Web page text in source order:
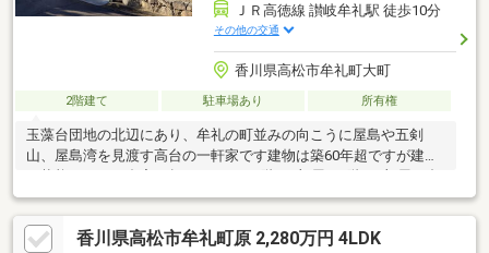
ＪＲ高徳線 讃岐牟礼駅 徒歩10分
その他の交通
香川県高松市牟礼町大町
2階建て 駐車場あり 所有権
玉藻台団地の北辺にあり、牟礼の町並みの向こうに屋島や五剣
山、屋島湾を見渡す高台の一軒家です建物は築60年超ですが建物
計10DKで、吹き抜けになっている縁側のような広い作業スペース
もありますまた、隣接して300㎡超の雑種地があり、約15台分の
駐車場として利用のほか、新築物件も可能です
香川県高松市牟礼町原 2,280万円 4LDK